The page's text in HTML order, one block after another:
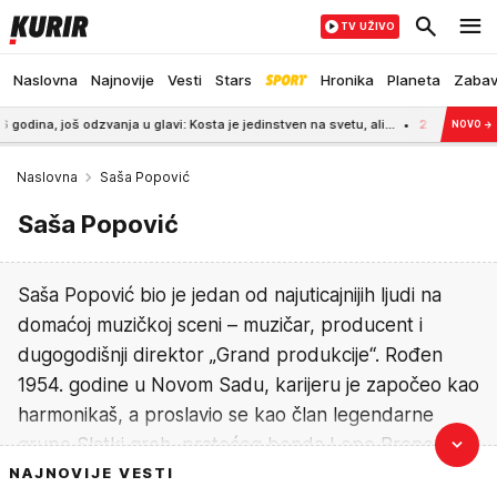
Naslovna Najnovije Vesti Stars Hronika Planeta
TV UŽIVO
odzvanja u glavi: Kosta je jedinstven na svetu, ali... 21:17 OVO SUNOVO →
Naslovna Saša Popović
Saša Popović
Saša Popović bio je jedan od najuticajnijih ljudi na
domaćoj muzičkoj sceni – muzičar, producent i
dugogodišnji direktor „Grand produkcije“. Rođen
1954. godine u Novom Sadu, karijeru je započeo kao
harmonikaš, a proslavio se kao član legendarne
grupe Slatki greh, pratećeg benda Lepe Brene.
NAJNOVIJE VESTI